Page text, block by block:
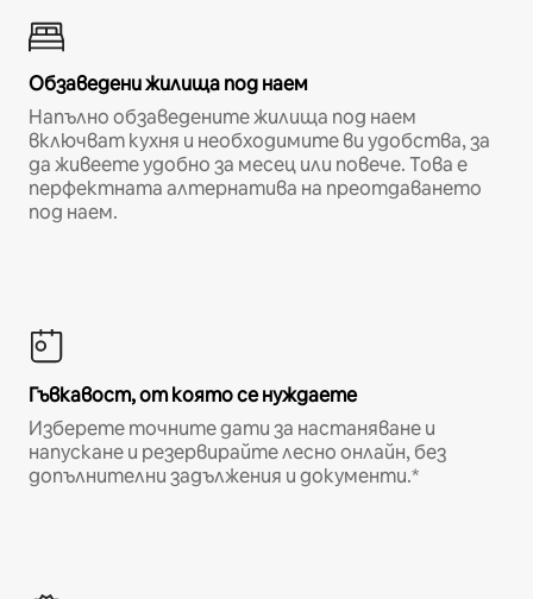
Обзаведени жилища под наем
Напълно обзаведените жилища под наем
включват кухня и необходимите ви удобства, за
да живеете удобно за месец или повече. Това е
перфектната алтернатива на преотдаването
под наем.
Гъвкавост, от която се нуждаете
Изберете точните дати за настаняване и
напускане и резервирайте лесно онлайн, без
допълнителни задължения и документи.*